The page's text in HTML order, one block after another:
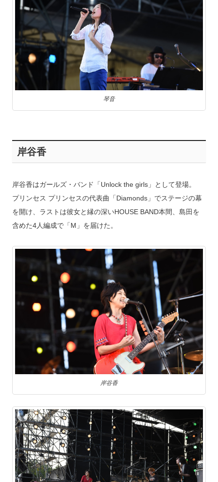
琴音
岸谷香
岸谷香はガールズ・バンド「Unlock the girls」として登場。
プリンセス プリンセスの代表曲「Diamonds」でステージの幕
を開け、ラストは彼女と縁の深いHOUSE BAND本間、島田を
含めた4人編成で「M」を届けた。
岸谷香